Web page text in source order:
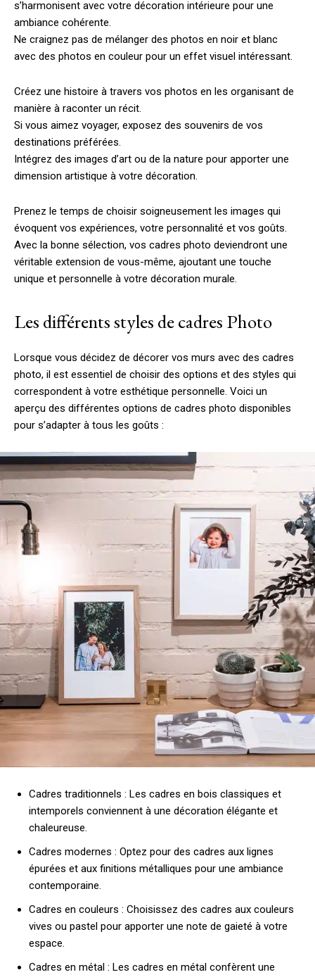
s’harmonisent avec votre décoration intérieure pour une
ambiance cohérente.
Ne craignez pas de mélanger des photos en noir et blanc
avec des photos en couleur pour un effet visuel intéressant.
Créez une histoire à travers vos photos en les organisant de
manière à raconter un récit.
Si vous aimez voyager, exposez des souvenirs de vos
destinations préférées.
Intégrez des images d’art ou de la nature pour apporter une
dimension artistique à votre décoration.
Prenez le temps de choisir soigneusement les images qui
évoquent vos expériences, votre personnalité et vos goûts.
Avec la bonne sélection, vos cadres photo deviendront une
véritable extension de vous-même, ajoutant une touche
unique et personnelle à votre décoration murale.
Les différents styles de cadres Photo
Lorsque vous décidez de décorer vos murs avec des cadres
photo, il est essentiel de choisir des options et des styles qui
correspondent à votre esthétique personnelle. Voici un
aperçu des différentes options de cadres photo disponibles
pour s’adapter à tous les goûts :
Cadres traditionnels : Les cadres en bois classiques et
intemporels conviennent à une décoration élégante et
chaleureuse.
Cadres modernes : Optez pour des cadres aux lignes
épurées et aux finitions métalliques pour une ambiance
contemporaine.
Cadres en couleurs : Choisissez des cadres aux couleurs
vives ou pastel pour apporter une note de gaieté à votre
espace.
Cadres en métal : Les cadres en métal confèrent une